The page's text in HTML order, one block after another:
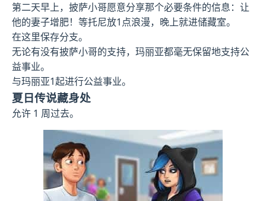
第二天早上，披萨小哥愿意分享那个必要条件的信息：让
他的妻子增肥！等托尼放1点浪漫，晚上就进储藏室。
在这里保存分支。
无论有没有披萨小哥的支持，玛丽亚都毫无保留地支持公
益事业。
与玛丽亚1起进行公益事业。
夏日传说藏身处
允许 1 周过去。